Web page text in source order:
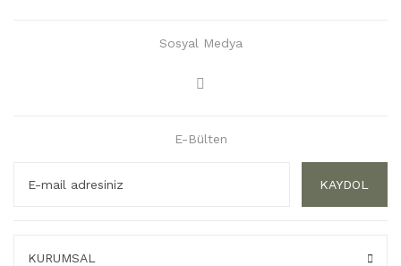
Sosyal Medya
E-Bülten
KAYDOL
KURUMSAL